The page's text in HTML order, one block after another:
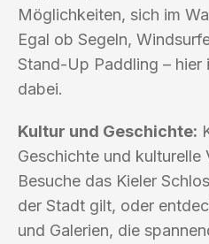
Möglichkeiten, sich im
Egal ob Segeln,
Stand-Up Paddling –
dabei.
Kultur und Geschichte:
Geschichte und kulturelle
Besuche das Kieler
der Stadt gilt, oder
und Galerien, die